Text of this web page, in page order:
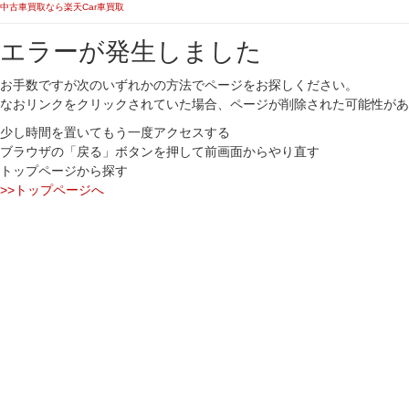
中古車買取なら楽天Car車買取
エラーが発生しました
お手数ですが次のいずれかの方法でページをお探しください。
なおリンクをクリックされていた場合、ページが削除された可能性が
少し時間を置いてもう一度アクセスする
ブラウザの「戻る」ボタンを押して前画面からやり直す
トップページから探す
>>トップページへ